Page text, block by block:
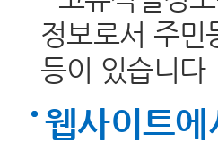
정보로서 주민
등이 있습니다
웹사이트